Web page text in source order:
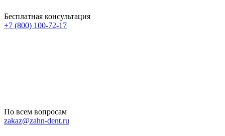
Бесплатная консультация
+7 (800) 100-72-17
По всем вопросам
zakaz@zahn-dent.ru